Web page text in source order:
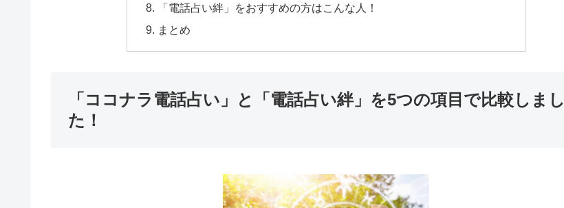
「電話占い絆」をおすすめの方はこんな人！
まとめ
「ココナラ電話占い」と「電話占い絆」を5つの項目で比較しまし
た！